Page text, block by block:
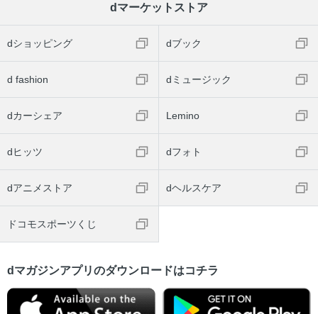
dマーケットストア
dショッピング dブック
d fashion dミュージック
dカーシェア Lemino
dヒッツ dフォト
dアニメストア dヘルスケア
ドコモスポーツくじ
dマガジンアプリのダウンロードはコチラ